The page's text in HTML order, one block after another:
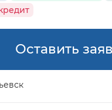
Оставить